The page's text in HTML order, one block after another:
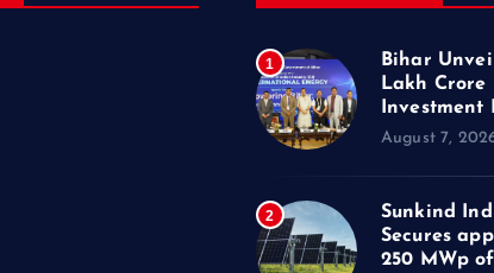
1
Bihar
Lakh Crore
Investment
August 7,
2
Sunkind
Secures
250 MWp of